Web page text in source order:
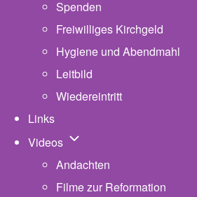
Spenden
Freiwilliges Kirchgeld
Hygiene und Abendmahl
Leitbild
Wiedereintritt
Links
Videos Unternavigation von Videos
Andachten
Filme zur Reformation